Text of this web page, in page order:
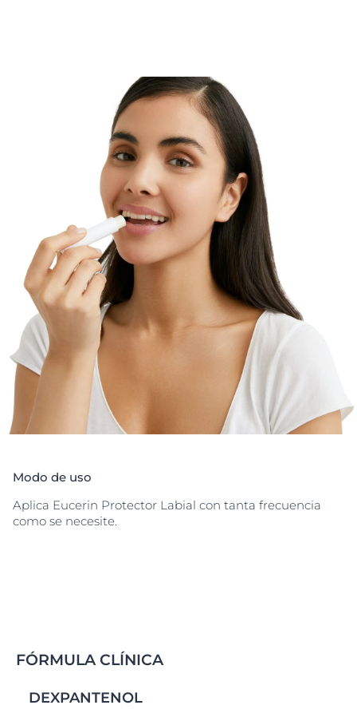
rayos UV y una hidratación insuficiente, y además
calman e hidratan.
Aplique a intervalos regulares para aliviar con rapidez
y proteger de forma continuada. Con FPS 15.
Modo de uso
Aplica Eucerin Protector Labial con tanta frecuencia
como se necesite.
FÓRMULA CLÍNICA
DEXPANTENOL